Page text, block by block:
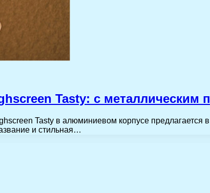
Tasty: с металлическим
Tasty в алюминиевом корпусе предлагается
и стильная…